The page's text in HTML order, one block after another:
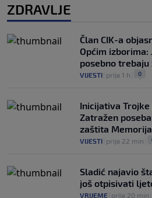
ZDRAVLJE
Član CIK-a
Općim
posebno
VIJESTI prije 1 h 0
Inicijativa Trojke
Zatražen
zaštita
VIJESTI prije 22 min
Sladić najavio
još otpisivati
VRIJEME prije 20 min